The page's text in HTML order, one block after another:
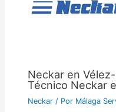
Neckar en
Técnico Neckar
Neckar / Por Málaga